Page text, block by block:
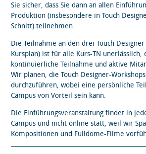
Sie sicher, dass Sie dann an allen
Produktion (insbesondere in Touch
Schnitt) teilnehmen.
Die Teilnahme an den drei Touch
Kursplan) ist für alle Kurs-TN unerlässlich,
kontinuierliche Teilnahme und aktive
Wir planen, die Touch Designer-
durchzuführen, wobei eine persönliche
Campus von Vorteil sein kann.
Die Einführungsveranstaltung findet in
Campus und nicht online statt, weil wir
Kompositionen und Fulldome-Filme